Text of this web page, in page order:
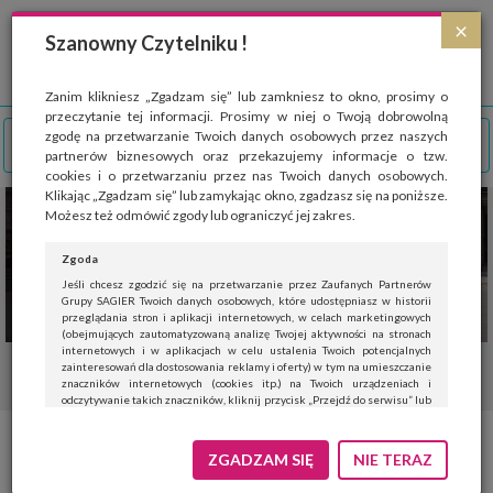
×
Szanowny Czytelniku !
Zanim klikniesz „Zgadzam się” lub zamkniesz to okno, prosimy o
przeczytanie tej informacji. Prosimy w niej o Twoją dobrowolną
zgodę na przetwarzanie Twoich danych osobowych przez naszych
partnerów biznesowych oraz przekazujemy informacje o tzw.
cookies i o przetwarzaniu przez nas Twoich danych osobowych.
Klikając „Zgadzam się” lub zamykając okno, zgadzasz się na poniższe.
Możesz też odmówić zgody lub ograniczyć jej zakres.
Zgoda
Jeśli chcesz zgodzić się na przetwarzanie przez Zaufanych Partnerów
Grupy SAGIER Twoich danych osobowych, które udostępniasz w historii
przeglądania stron i aplikacji internetowych, w celach marketingowych
(obejmujących zautomatyzowaną analizę Twojej aktywności na stronach
internetowych i w aplikacjach w celu ustalenia Twoich potencjalnych
zainteresowań dla dostosowania reklamy i oferty) w tym na umieszczanie
znaczników internetowych (cookies itp.) na Twoich urządzeniach i
odczytywanie takich znaczników, kliknij przycisk „Przejdź do serwisu” lub
Jeśli nie chcesz wyrazić zgody, kliknij „Nie teraz”.
Wyrażenie zgody jest dobrowolne. Możesz edytować zakres zgody, w tym
ZGADZAM SIĘ NIE TERAZ
Strona wykorzystuje pliki cookies, które służą głównie do celów statystycznych.
Wyrażając zgodę na używanie 'cookies', zezwalasz na zapisanie ich w pamięci
przeglądarki. Przejdź do
polityki cookies